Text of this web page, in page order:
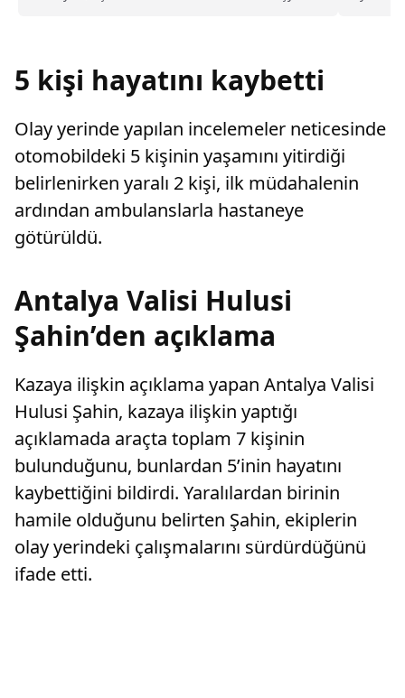
5 kişi hayatını kaybetti
Olay yerinde yapılan incelemeler neticesinde
otomobildeki 5 kişinin yaşamını yitirdiği
belirlenirken yaralı 2 kişi, ilk müdahalenin
ardından ambulanslarla hastaneye
götürüldü.
Antalya Valisi Hulusi
Şahin’den açıklama
Kazaya ilişkin açıklama yapan Antalya Valisi
Hulusi Şahin, kazaya ilişkin yaptığı
açıklamada araçta toplam 7 kişinin
bulunduğunu, bunlardan 5’inin hayatını
kaybettiğini bildirdi. Yaralılardan birinin
hamile olduğunu belirten Şahin, ekiplerin
olay yerindeki çalışmalarını sürdürdüğünü
ifade etti.